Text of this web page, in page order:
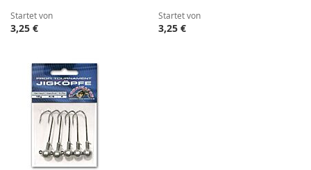
Startet von
3,25 €
Startet von
3,25 €